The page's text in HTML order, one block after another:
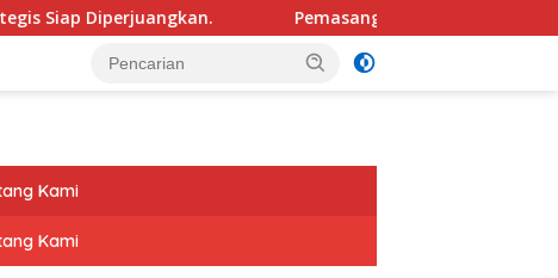
Pemasangan Plang Sengketa di Pekon
Kami
Kami